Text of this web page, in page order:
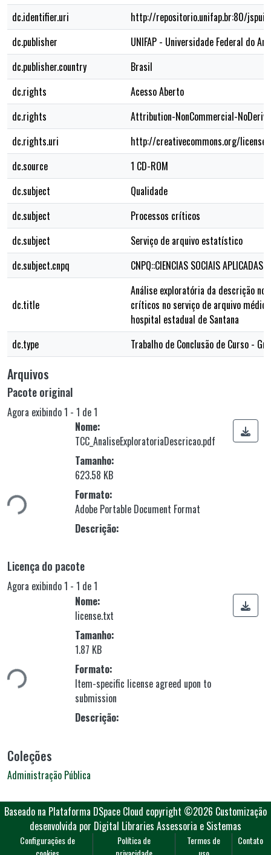
dc.identifier.uri
http://repositorio.unifap.br:80/jspui/
dc.publisher
UNIFAP - Universidade Federal do
dc.publisher.country
Brasil
dc.rights
Acesso Aberto
dc.rights
Attribution-NonCommercial-
dc.rights.uri
http://creativecommons.org/
dc.source
1 CD-ROM
dc.subject
Qualidade
dc.subject
Processos críticos
dc.subject
Serviço de arquivo estatístico
dc.subject.cnpq
CNPQ::CIENCIAS SOCIAIS APLICADAS
dc.title
Análise exploratória da descrição
críticos no serviço de arquivo
hospital estadual de Santana
dc.type
Trabalho de Conclusão de Curso -
Arquivos
Pacote original
Agora exibindo1 - 1 de 1
Nome:
TCC_AnaliseExploratoriaDescricao.pdf
Tamanho:
623.58 KB
Formato:
Adobe Portable Document Format
Descrição:
Licença do pacote
Agora exibindo1 - 1 de 1
Nome:
license.txt
Tamanho:
1.87 KB
Formato:
Item-specific license agreed upon to
submission
Descrição:
Coleções
Administração Pública
Baseado na Plataforma DSpace Cloud copyright ©2026 Customização
desenvolvida por Digital Libraries Assessoria e Sistemas
Configurações de
Política de
Termos de
Contato